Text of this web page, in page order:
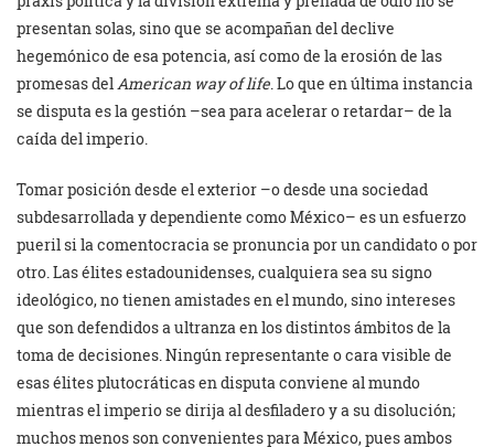
presentan solas, sino que se acompañan del declive
hegemónico de esa potencia, así como de la erosión de las
promesas delAmerican way of life. Lo que en última instancia
se disputa es la gestión –sea para acelerar o retardar– de la
caída del imperio.
Tomar posición desde el exterior –o desde una sociedad
subdesarrollada y dependiente como México– es un esfuerzo
pueril si la comentocracia se pronuncia por un candidato o por
otro. Las élites estadounidenses, cualquiera sea su signo
ideológico, no tienen amistades en el mundo, sino intereses
que son defendidos a ultranza en los distintos ámbitos de la
toma de decisiones. Ningún representante o cara visible de
esas élites plutocráticas en disputa conviene al mundo
mientras el imperio se dirija al desfiladero y a su disolución;
muchos menos son convenientes para México, pues ambos